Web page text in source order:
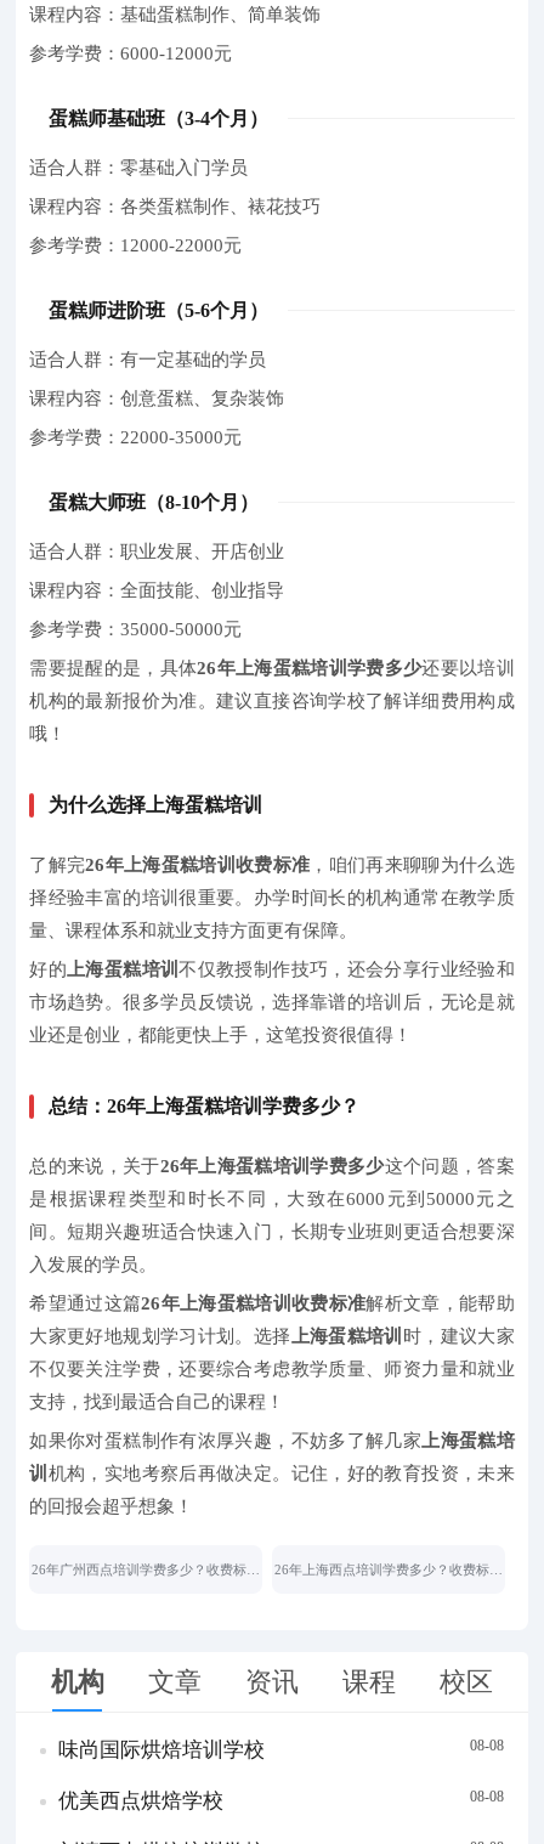
课程内容：基础蛋糕制作、简单装饰
参考学费：6000-12000元
蛋糕师基础班（3-4个月）
适合人群：零基础入门学员
课程内容：各类蛋糕制作、裱花技巧
参考学费：12000-22000元
蛋糕师进阶班（5-6个月）
适合人群：有一定基础的学员
课程内容：创意蛋糕、复杂装饰
参考学费：22000-35000元
蛋糕大师班（8-10个月）
适合人群：职业发展、开店创业
课程内容：全面技能、创业指导
参考学费：35000-50000元
需要提醒的是，具体26年上海蛋糕培训学费多少还要以培训
机构的最新报价为准。建议直接咨询学校了解详细费用构成
哦！
为什么选择上海蛋糕培训
了解完26年上海蛋糕培训收费标准 ，咱们再来聊聊为什么选
择经验丰富的培训很重要。办学时间长的机构通常在教学质
量、课程体系和就业支持方面更有保障。
好的 上海蛋糕培训不仅教授制作技巧，还会分享行业经验和
市场趋势。很多学员反馈说，选择靠谱的培训后，无论是就
业还是创业，都能更快上手，这笔投资很值得！
总结：26年上海蛋糕培训学费多少？
总的来说，关于26年上海蛋糕培训学费多少这个问题，答案
是根据课程类型和时长不同，大致在6000元到50000元之
间。短期兴趣班适合快速入门，长期专业班则更适合想要深
入发展的学员。
希望通过这篇26年上海蛋糕培训收费标准解析文章，能帮助
大家更好地规划学习计划。选择 上海蛋糕培训
时，建议大家
不仅要关注学费，还要综合考虑教学质量、师资力量和就业
支持，找到最适合自己的课程！
如果你对蛋糕制作有浓厚兴趣，不妨多了解几家 上海蛋糕培
训 机构，实地考察后再做决定。记住，好的教育投资，未来
的回报会超乎想象！
26年广州西点培训学费多少？收费标准 26年上海西点培训学费多少？收费标准
机构 文章 资讯 课程 校区
味尚国际烘焙培训学校 08-08
优美西点烘焙学校 08-08